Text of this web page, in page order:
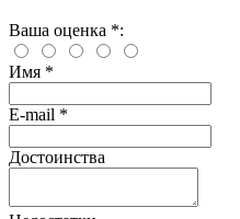
Ваша оценка *:
Имя *
E-mail *
Достоинства